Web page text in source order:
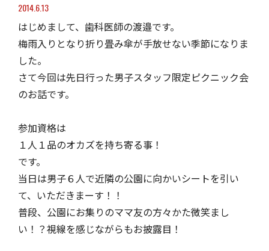
2014.6.13
はじめまして、歯科医師の渡邉です。
梅雨入りとなり折り畳み傘が手放せない季節になりま
した。
さて今回は先日行った男子スタッフ限定ピクニック会
のお話です。
参加資格は
１人１品のオカズを持ち寄る事！
です。
当日は男子６人で近隣の公園に向かいシートを引い
て、いただきまーす！！
普段、公園にお集りのママ友の方々かた微笑まし
い！？視線を感じながらもお披露目！